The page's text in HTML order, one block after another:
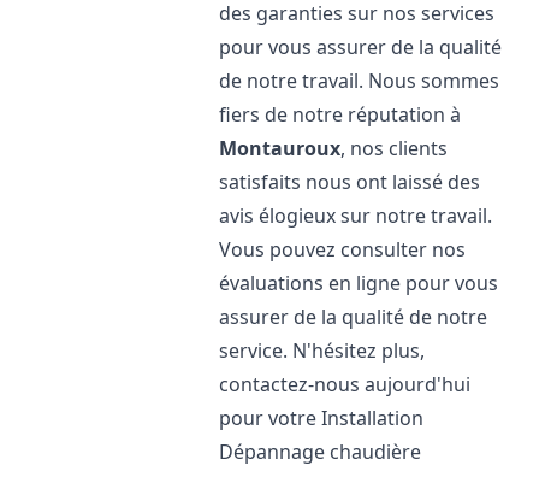
des garanties sur nos services
pour vous assurer de la qualité
de notre travail. Nous sommes
fiers de notre réputation à
Montauroux, nos clients
satisfaits nous ont laissé des
avis élogieux sur notre travail.
Vous pouvez consulter nos
évaluations en ligne pour vous
assurer de la qualité de notre
service. N'hésitez plus,
contactez-nous aujourd'hui
pour votre Installation
Dépannage chaudière